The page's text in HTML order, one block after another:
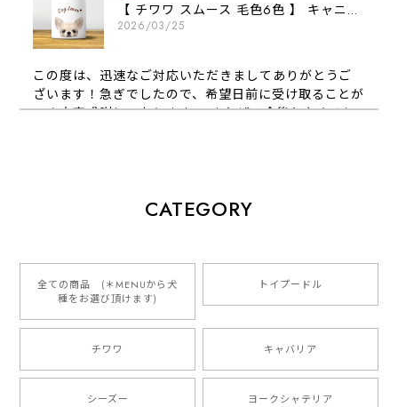
【 チワワ スムース 毛色6色 】 キャニスター 保存容器 お家用 プレゼント 犬 ペット うちの子 犬グッズ
2026/03/25
この度は、迅速なご対応いただきましてありがとうご
ざいます！急ぎでしたので、希望日前に受け取ることが
でき大変感謝しております！ またぜひ今後ともよろし
2026/01/16
とっても可愛くて、わんちゃんの名前や電話番号も分か
りやすくて最高です！ ありがとうございました❁⃘*.ﾟ
ご縁がありましたら、またよろしくお願いいたします。
【 自然に囲まれた ダックスフンド 】 キャニスター 保存容器 お家用 プレゼント 犬 ペット うちの子 犬グッズ
CATEGORY
全ての商品 (＊MENUから犬
種をお選び頂けます)
トイプードル
チワワ キャバリア
シーズー ヨークシャテリア